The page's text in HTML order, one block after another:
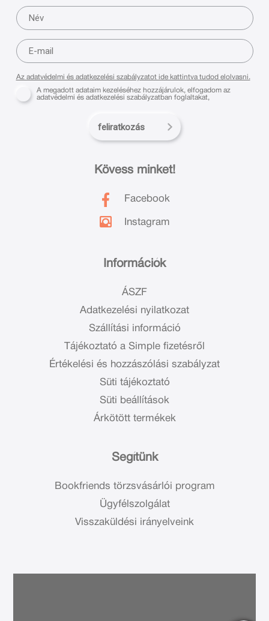
Információk
ÁSZF
Adatkezelési nyilatkozat
Szállítási információ
Tájékoztató a Simple fizetésről
Értékelési és hozzászólási szabályzat
Süti tájékoztató
Süti beállítások
Árkötött termékek
Segítünk
Bookfriends törzsvásárlói program
Ügyfélszolgálat
Visszaküldési irányelveink
Kövess minket!
Facebook
Instagram
Az adatvédelmi és adatkezelési szabályzatot ide kattintva tudod elolvasni.
A megadott adataim kezeléséhez hozzájárulok, elfogadom az
adatvédelmi és adatkezelési szabályzatban foglaltakat,
feliratkozás